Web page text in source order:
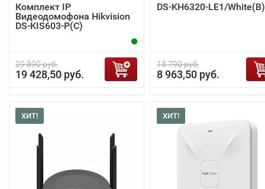
Комплект IP
Видеодомофона Hikvision
DS-KIS603-P(C)
29 890 руб.
19 428,50 руб.
DS-KH6320-LE1/White(B)
13 790 руб.
8 963,50 руб.
ХИТ! ХИТ!